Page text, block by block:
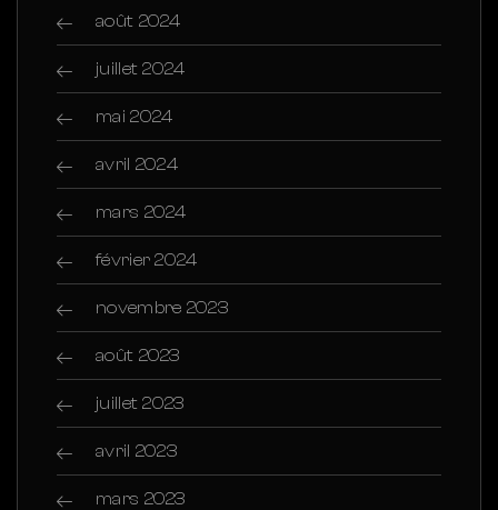
août 2024
juillet 2024
mai 2024
avril 2024
mars 2024
février 2024
novembre 2023
août 2023
juillet 2023
avril 2023
mars 2023